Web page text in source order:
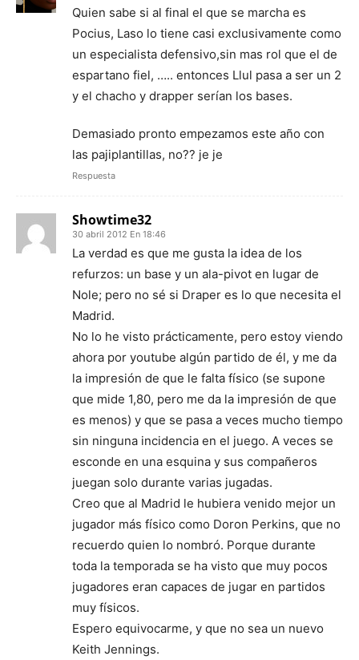
Quien sabe si al final el que se marcha es
Pocius, Laso lo tiene casi exclusivamente como
un especialista defensivo,sin mas rol que el de
espartano fiel, ….. entonces Llul pasa a ser un 2
y el chacho y drapper serían los bases.
Demasiado pronto empezamos este año con
las pajiplantillas, no?? je je
Respuesta
Showtime32
30 abril 2012 En 18:46
La verdad es que me gusta la idea de los
refurzos: un base y un ala-pivot en lugar de
Nole; pero no sé si Draper es lo que necesita el
Madrid.
No lo he visto prácticamente, pero estoy viendo
ahora por youtube algún partido de él, y me da
la impresión de que le falta físico (se supone
que mide 1,80, pero me da la impresión de que
es menos) y que se pasa a veces mucho tiempo
sin ninguna incidencia en el juego. A veces se
esconde en una esquina y sus compañeros
juegan solo durante varias jugadas.
Creo que al Madrid le hubiera venido mejor un
jugador más físico como Doron Perkins, que no
recuerdo quien lo nombró. Porque durante
toda la temporada se ha visto que muy pocos
jugadores eran capaces de jugar en partidos
muy físicos.
Espero equivocarme, y que no sea un nuevo
Keith Jennings.